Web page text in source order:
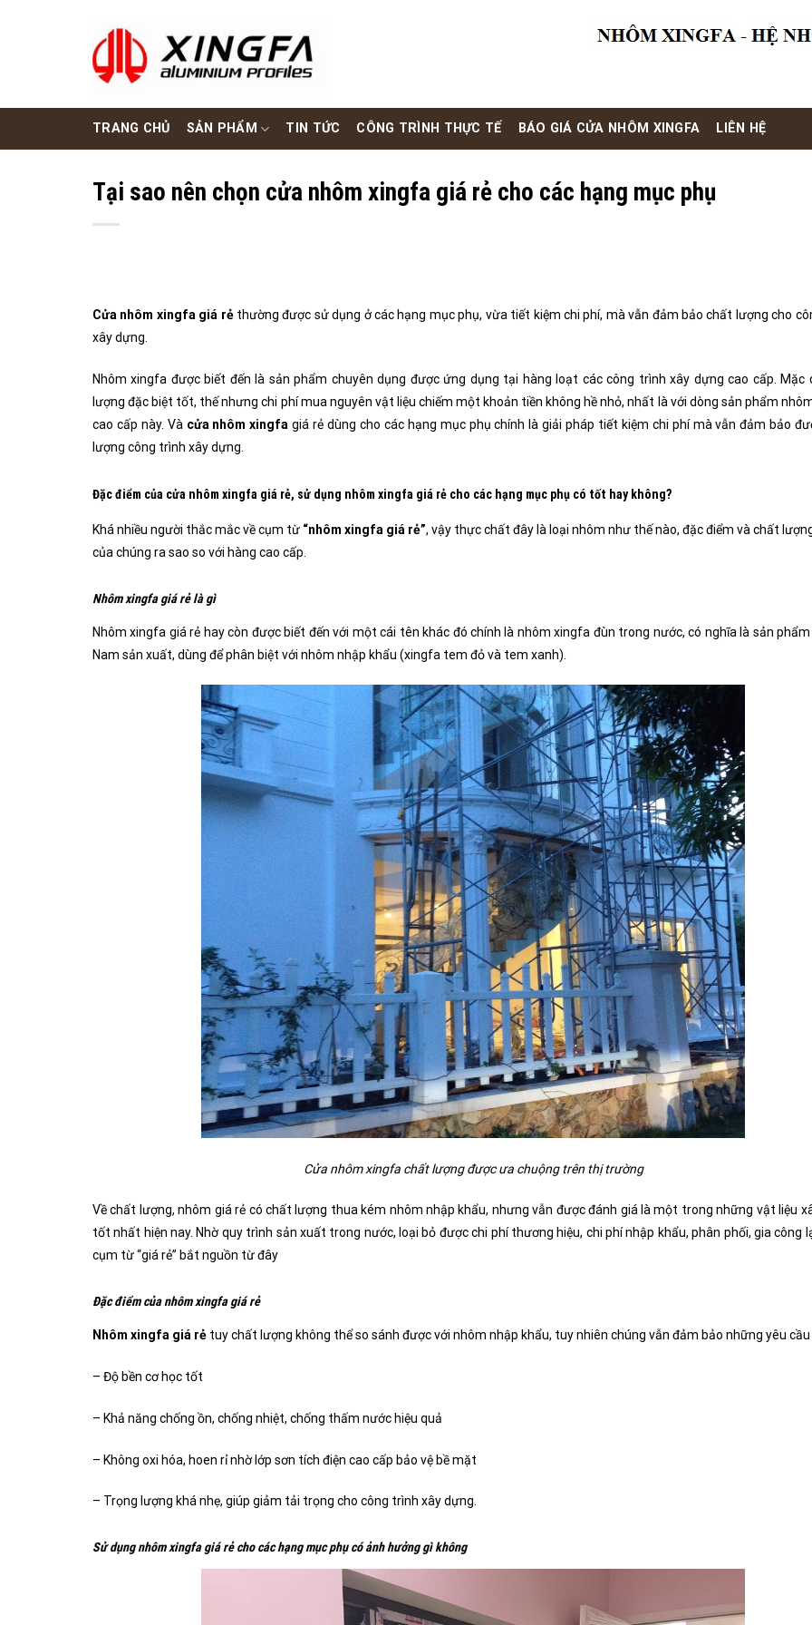
TRANG CHỦ SẢN PHẨM TIN TỨC CÔNG TRÌNH THỰC TẾ BÁO GIÁ CỬA NHÔM XINGFA LIÊN HỆ
Tại sao nên chọn cửa nhôm xingfa giá rẻ cho các hạng mục phụ
Cửa nhôm xingfa giá rẻthường được sử dụng ở các hạng mục phụ, vừa tiết kiệm chi phí, mà vẫn đảm bảo chất lượng cho
xây dựng.
Nhôm xingfa được biết đến là sản phẩm chuyên dụng được ứng dụng tại hàng loạt các công trình xây dựng cao cấp. Mặc
lượng đặc biệt tốt, thế nhưng chi phí mua nguyên vật liệu chiếm một khoản tiền không hề nhỏ, nhất là với dòng sản phẩm
cao cấp này. Và cửa nhôm xingfa giá rẻ dùng cho các hạng mục phụ chính là giải pháp tiết kiệm chi phí mà vẫn đảm bảo
lượng công trình xây dựng.
Đặc điểm của cửa nhôm xingfa giá rẻ, sử dụng nhôm xingfa giá rẻ cho các hạng mục phụ có tốt hay không?
Khá nhiều người thắc mắc về cụm từ “nhôm xingfa giá rẻ”, vậy thực chất đây là loại nhôm như thế nào, đặc điểm và chất
của chúng ra sao so với hàng cao cấp.
Nhôm xingfa giá rẻ là gì
Nhôm xingfa giá rẻ hay còn được biết đến với một cái tên khác đó chính là nhôm xingfa đùn trong nước, có nghĩa là sản
Nam sản xuất, dùng để phân biệt với nhôm nhập khẩu (xingfa tem đỏ và tem xanh).
Cửa nhôm xingfa chất lượng được ưa chuộng trên thị trường
Về chất lượng, nhôm giá rẻ có chất lượng thua kém nhôm nhập khẩu, nhưng vẫn được đánh giá là một trong những vật liệu
tốt nhất hiện nay. Nhờ quy trình sản xuất trong nước, loại bỏ được chi phí thương hiệu, chi phí nhập khẩu, phân phối, gia công
cụm từ “giá rẻ” bắt nguồn từ đây
Đặc điểm của nhôm xingfa giá rẻ
Nhôm xingfa giá rẻ tuy chất lượng không thể so sánh được với nhôm nhập khẩu, tuy nhiên chúng vẫn đảm bảo những yêu cầu
– Độ bền cơ học tốt
– Khả năng chống ồn, chống nhiệt, chống thấm nước hiệu quả
– Không oxi hóa, hoen rỉ nhờ lớp sơn tích điện cao cấp bảo vệ bề mặt
– Trọng lượng khá nhẹ, giúp giảm tải trọng cho công trình xây dựng.
Sử dụng nhôm xingfa giá rẻ cho các hạng mục phụ có ảnh hưởng gì không